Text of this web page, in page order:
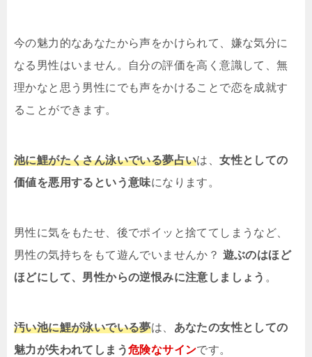
今の魅力的なあなたから声をかけられて、嫌な気分に
なる男性はいません。自分の評価を高く意識して、無
理かなと思う男性にでも声をかけることで恋を成就す
ることができます。
池に鯉がたくさん泳いでいる夢占いは、女性としての
価値を悪用するという意味になります。
男性に気をもたせ、後でポイッと捨ててしまうなど、
男性の気持ちをもて遊んでいませんか？ 遊ぶのはほど
ほどにして、男性からの逆恨みに注意しましょう 。
汚い池に鯉が泳いでいる夢は、 あなたの女性としての
魅力が失われてしまう危険なサインです。